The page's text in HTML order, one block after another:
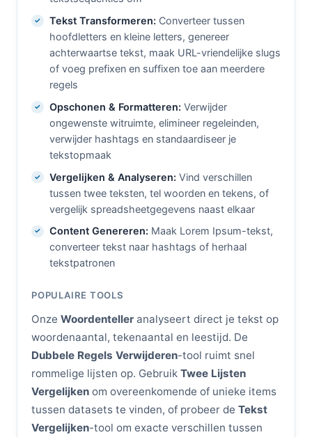
Tekst Transformeren: Converteer tussen
hoofdletters en kleine letters, genereer
achterwaartse tekst, maak URL-vriendelijke slugs
of voeg prefixen en suffixen toe aan meerdere
regels
Opschonen & Formatteren: Verwijder
ongewenste witruimte, elimineer regeleinden,
verwijder hashtags en standaardiseer je
tekstopmaak
Vergelijken & Analyseren: Vind verschillen
tussen twee teksten, tel woorden en tekens, of
vergelijk spreadsheetgegevens naast elkaar
Content Genereren: Maak Lorem Ipsum-tekst,
converteer tekst naar hashtags of herhaal
tekstpatronen
POPULAIRE TOOLS
Onze Woordenteller analyseert direct je tekst op
woordenaantal, tekenaantal en leestijd. De
Dubbele Regels Verwijderen-tool ruimt snel
rommelige lijsten op. Gebruik Twee Lijsten
Vergelijken om overeenkomende of unieke items
tussen datasets te vinden, of probeer de Tekst
Vergelijken-tool om exacte verschillen tussen